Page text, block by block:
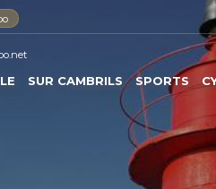
SUR CAMBRILS SPORTS